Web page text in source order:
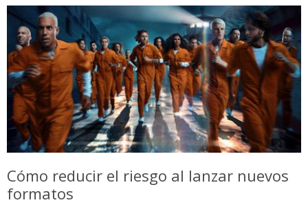
Cómo reducir el riesgo al lanzar nuevos
formatos